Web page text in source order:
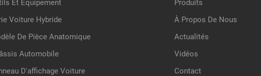
Et Équipement
Voiture Hybride
De Pièce Anatomique
Automobile
D'affichage Voiture
Produits
À Propos De Nous
Actualités
Vidéos
Contact